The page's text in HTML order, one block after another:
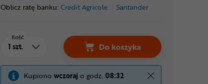
Oblicz ratę banku: Credit Agricole Santander
Ilość
Do koszyka
Kupiono wczoraj o godz. 08:32